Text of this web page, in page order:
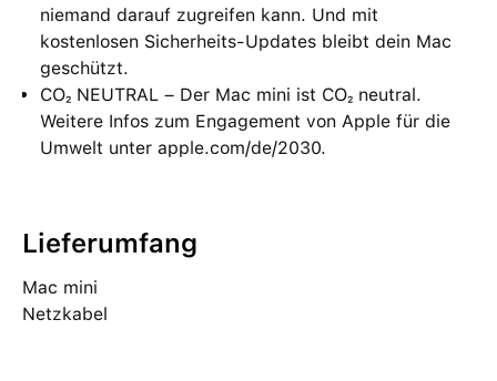
niemand darauf zugreifen kann. Und mit
kostenlosen Sicherheits-Updates bleibt dein Mac
geschützt.
CO₂ NEUTRAL – Der Mac mini ist CO₂ neutral.
Weitere Infos zum Engagement von Apple für die
Umwelt unter apple.com/de/2030.
Lieferumfang
Mac mini
Netzkabel